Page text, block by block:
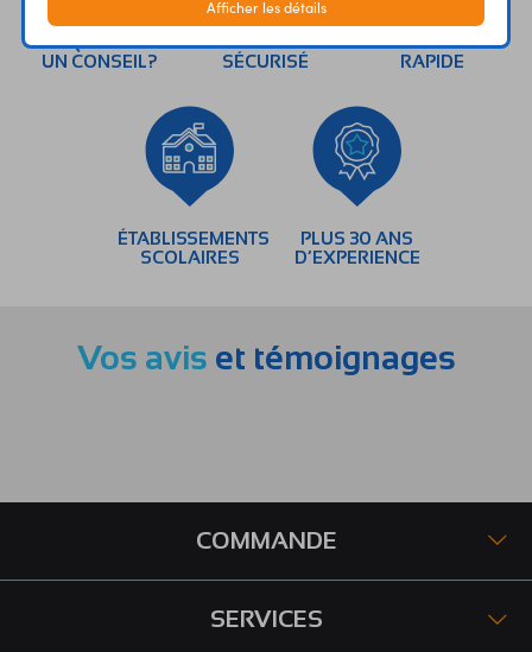
UNE QUESTION?
UN CONSEIL?
PAIEMENT
SÉCURISÉ
LIVRAISON
RAPIDE
ÉTABLISSEMENTS
SCOLAIRES
PLUS 30 ANS
D’EXPERIENCE
Vos avis et témoignages
COMMANDE
SERVICES
Afficher les détails